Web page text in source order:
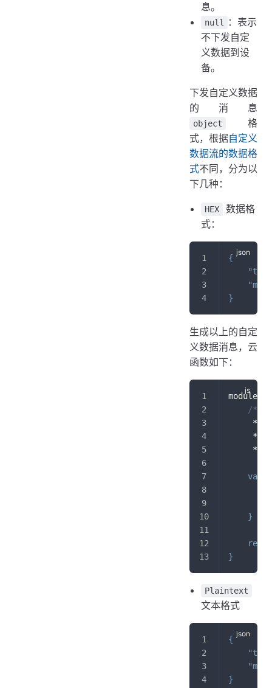
息。
null
：表示
不下发自定
义数据到设
备。
下发自定义数据
的消息
object
格
式，根据自定义
数据流的数据格
式不同，分为以
下几种：
HEX
数据格
式：
{
"msg"
}
生成以上的自定
义数据消息，云
函数如下：
module
/**
*
*
     */
var
}
}
Plaintext
文本格式
{
"msg"
}